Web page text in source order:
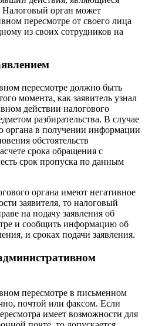
Налоговый орган может
пересмотре от своего лица
из своих сотрудников на
пересмотре должно быть
момента, как заявитель узнал
действии налогового
разбирательства. В случае
органа в получении информации
обстоятельств
срока обращения с
срок пропуска по данным
органа имеют негативное
заявителя, то налоговый
на подачу заявления об
и сообщить информацию об
и сроках подачи заявления.
пересмотре в письменном
почтой или факсом. Если
имеет возможности для